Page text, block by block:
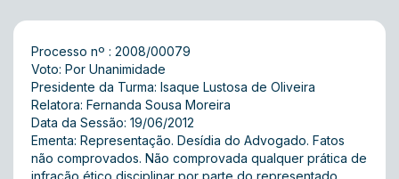
Processo nº : 2008/00079
Voto: Por Unanimidade
Presidente da Turma: Isaque Lustosa de Oliveira
Relatora: Fernanda Sousa Moreira
Data da Sessão: 19/06/2012
Ementa: Representação. Desídia do Advogado. Fatos
não comprovados. Não comprovada qualquer prática de
infração ético disciplinar por parte do representado,